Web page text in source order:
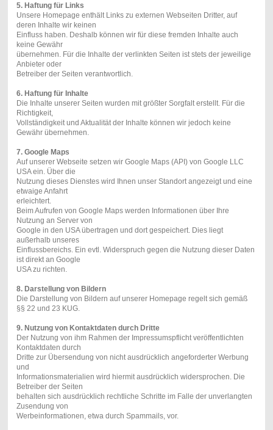
5. Haftung für Links
Unsere Homepage enthält Links zu externen Webseiten Dritter, auf
deren Inhalte wir keinen
Einfluss haben. Deshalb können wir für diese fremden Inhalte auch
keine Gewähr
übernehmen. Für die Inhalte der verlinkten Seiten ist stets der jeweilige
Anbieter oder
Betreiber der Seiten verantwortlich.
6. Haftung für Inhalte
Die Inhalte unserer Seiten wurden mit größter Sorgfalt erstellt. Für die
Richtigkeit,
Vollständigkeit und Aktualität der Inhalte können wir jedoch keine
Gewähr übernehmen.
7. Google Maps
Auf unserer Webseite setzen wir Google Maps (API) von Google LLC
USA ein. Über die
Nutzung dieses Dienstes wird Ihnen unser Standort angezeigt und eine
etwaige Anfahrt
erleichtert.
Beim Aufrufen von Google Maps werden Informationen über Ihre
Nutzung an Server von
Google in den USA übertragen und dort gespeichert. Dies liegt
außerhalb unseres
Einflussbereichs. Ein evtl. Widerspruch gegen die Nutzung dieser Daten
ist direkt an Google
USA zu richten.
8. Darstellung von Bildern
Die Darstellung von Bildern auf unserer Homepage regelt sich gemäß
§§ 22 und 23 KUG.
9. Nutzung von Kontaktdaten durch Dritte
Der Nutzung von ihm Rahmen der Impressumspflicht veröffentlichten
Kontaktdaten durch
Dritte zur Übersendung von nicht ausdrücklich angeforderter Werbung
und
Informationsmaterialien wird hiermit ausdrücklich widersprochen. Die
Betreiber der Seiten
behalten sich ausdrücklich rechtliche Schritte im Falle der unverlangten
Zusendung von
Werbeinformationen, etwa durch Spammails, vor.